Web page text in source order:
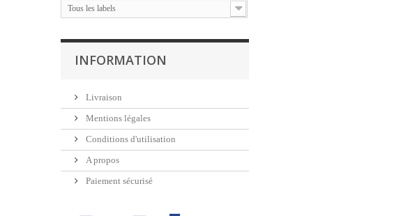
Tous les labels
INFORMATION
Livraison
Mentions légales
Conditions d'utilisation
A propos
Paiement sécurisé